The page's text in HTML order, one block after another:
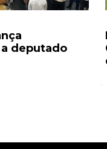
deputado